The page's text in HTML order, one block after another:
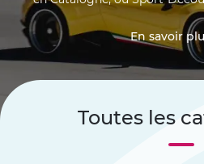
formats rares en France :
Formule 1 Williams, monter
baptême F1 ou F3, piloter une
Alpine A110 S sur le tracé GP.
en gamme du calendrier
heures de Paris
En savoir
Toutes les